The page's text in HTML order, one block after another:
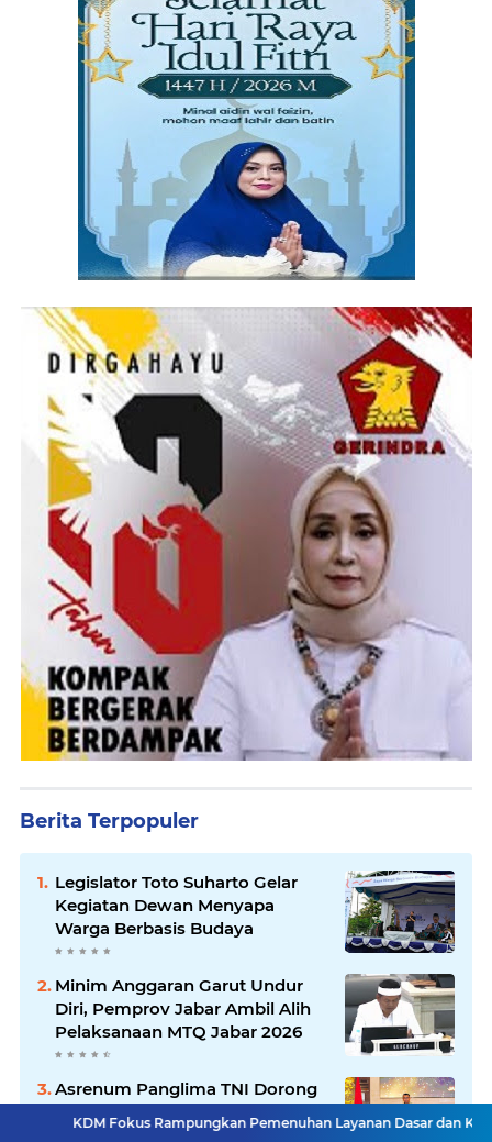
Berita Terpopuler
Legislator Toto Suharto Gelar
Kegiatan Dewan Menyapa
Warga Berbasis Budaya
Minim Anggaran Garut Undur
Diri, Pemprov Jabar Ambil Alih
Pelaksanaan MTQ Jabar 2026
Asrenum Panglima TNI Dorong
Optimalisasi Program dan
Anggaran Satker Melalui
Fokus Rampungkan Pemenuhan Layanan Dasar dan Konektivitas